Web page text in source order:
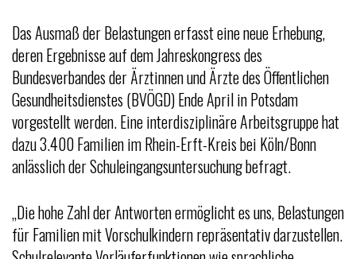
Das Ausmaß der Belastungen erfasst eine neue Erhebung,
deren Ergebnisse auf dem Jahreskongress des
Bundesverbandes der Ärztinnen und Ärzte des Öffentlichen
Gesundheitsdienstes (BVÖGD) Ende April in Potsdam
vorgestellt werden. Eine interdisziplinäre Arbeitsgruppe hat
dazu 3.400 Familien im Rhein-Erft-Kreis bei Köln/Bonn
anlässlich der Schuleingangsuntersuchung befragt.
„Die hohe Zahl der Antworten ermöglicht es uns, Belastungen
für Familien mit Vorschulkindern repräsentativ darzustellen.